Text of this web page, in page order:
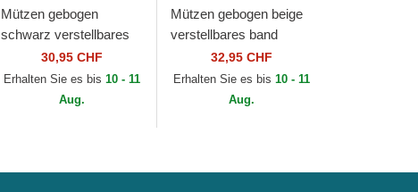
Mützen gebogen
schwarz verstellbares
band 9FORTY Diamond
Era der New York
Yankees MLB von New
30,95 CHF
Erhalten Sie es bis 10 - 11
Aug.
Mützen gebogen beige
verstellbares band
9FORTY Faux Pony
Infill der Los Angeles
Dodgers MLB von...
32,95 CHF
Erhalten Sie es bis10 - 11
Aug.